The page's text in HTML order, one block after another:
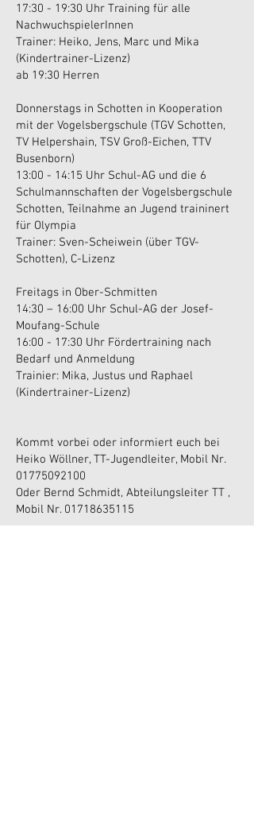
17:30 - 19:30 Uhr Training für alle
NachwuchspielerInnen
Trainer: Heiko, Jens, Marc und Mika
(Kindertrainer-Lizenz)
ab 19:30 Herren
Donnerstags in Schotten in Kooperation
mit der Vogelsbergschule (TGV Schotten,
TV Helpershain, TSV Groß-Eichen, TTV
Busenborn)
13:00 - 14:15 Uhr Schul-AG und die 6
Schulmannschaften der Vogelsbergschule
Schotten, Teilnahme an Jugend traininert
für Olympia
Trainer: Sven-Scheiwein (über TGV-
Schotten), C-Lizenz
Freitags in Ober-Schmitten
14:30 – 16:00 Uhr Schul-AG der Josef-
Moufang-Schule
16:00 - 17:30 Uhr Fördertraining nach
Bedarf und Anmeldung
Trainier: Mika, Justus und Raphael
(Kindertrainer-Lizenz)
Kommt vorbei oder informiert euch bei
Heiko Wöllner, TT-Jugendleiter, Mobil Nr.
01775092100
Oder Bernd Schmidt, Abteilungsleiter TT ,
Mobil Nr. 01718635115